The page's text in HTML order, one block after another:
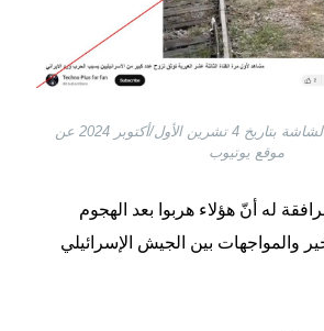
صورة ملتقطة من الشاشة بتاريخ 4 تشرين الأول/أكتوبر 2024 عن
موقع يوتيوب
له أنّ هؤلاء هربوا بعد الهجوم
والمواجهات بين الجيش الإسرائيلي